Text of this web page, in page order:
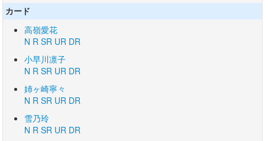
カード
高嶺愛花
N R SR UR DR
小早川凛子
N R SR UR DR
姉ヶ崎寧々
N R SR UR DR
雪乃玲
N R SR UR DR